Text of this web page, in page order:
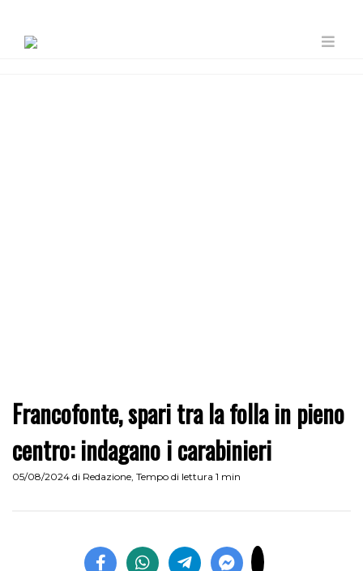
Francofonte, spari tra la folla in pieno
centro: indagano i carabinieri
05/08/2024 di Redazione, Tempo di lettura 1 min